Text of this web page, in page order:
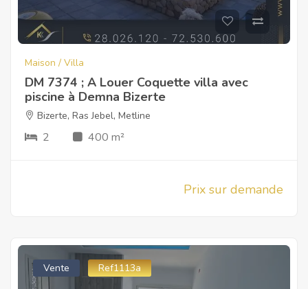
Maison / Villa
DM 7374 ; A Louer Coquette villa avec
piscine à Demna Bizerte
Bizerte, Ras Jebel, Metline
2 400 m²
Prix sur demande
Vente Ref1113a